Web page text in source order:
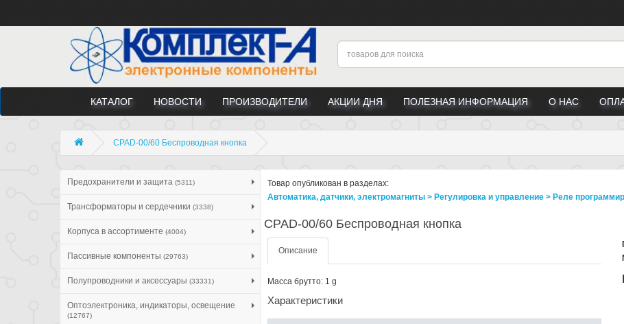
КАТАЛОГ НОВОСТИ ПРОИЗВОДИТЕЛИ АКЦИИ ДНЯ ПОЛЕЗНАЯ ИНФОРМАЦИЯ О НАС
CPAD-00/60 Беспроводная кнопка
Предохранители и защита (5311)
Трансформаторы и сердечники (3338)
Корпуса в ассортименте (4004)
Пассивные компоненты (29763)
Полупроводники и аксессуары (33331)
Оптоэлектроника, индикаторы, освещение
(12767)
Товар опубликован в разделах:
Автоматика, датчики, электромагниты > Регулировка и управление > Реле
CPAD-00/60 Беспроводная кнопка
Описание
Масса брутто: 1 g
Характеристики